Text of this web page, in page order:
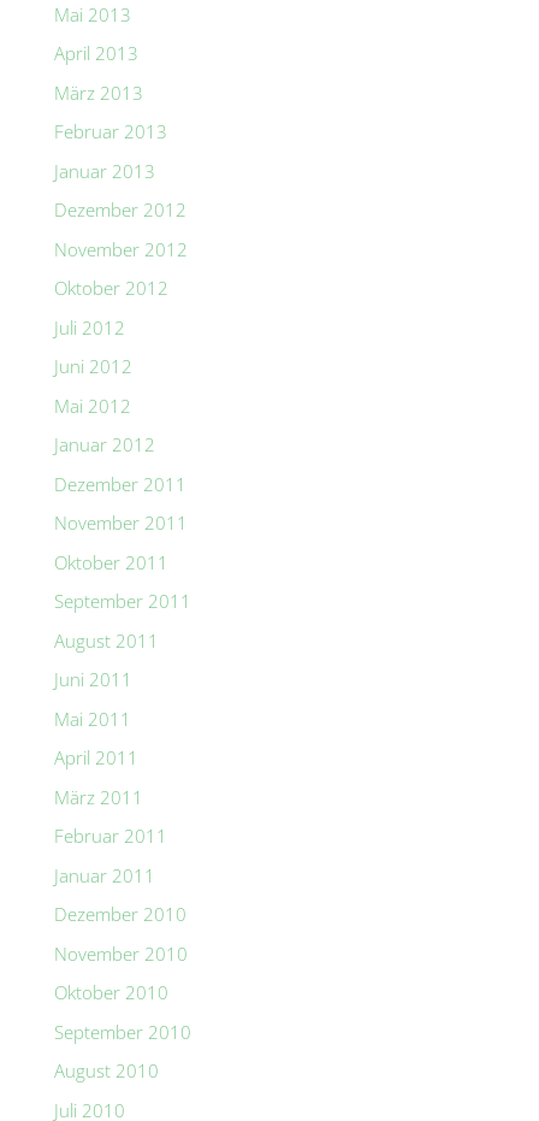
Mai 2013
April 2013
März 2013
Februar 2013
Januar 2013
Dezember 2012
November 2012
Oktober 2012
Juli 2012
Juni 2012
Mai 2012
Januar 2012
Dezember 2011
November 2011
Oktober 2011
September 2011
August 2011
Juni 2011
Mai 2011
April 2011
März 2011
Februar 2011
Januar 2011
Dezember 2010
November 2010
Oktober 2010
September 2010
August 2010
Juli 2010